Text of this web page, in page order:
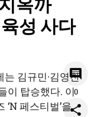
옥까
성 사다
김규민·김영찬·
이 탑승했다. 이
페스티벌’을
0